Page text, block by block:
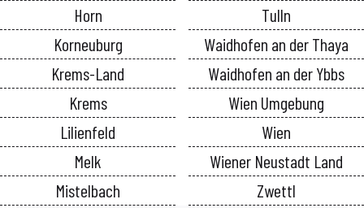
Horn
Korneuburg
Krems-Land
Krems
Lilienfeld
Melk
Mistelbach
Tulln
Waidhofen an der Thaya
Waidhofen an der Ybbs
Wien Umgebung
Wien
Wiener Neustadt Land
Zwettl